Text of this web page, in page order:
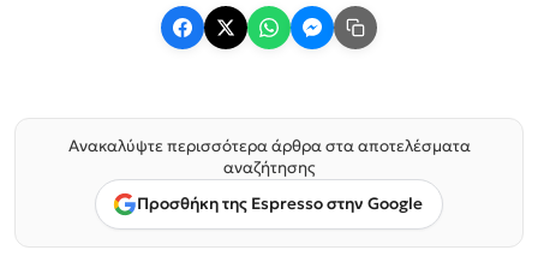
Ανακαλύψτε περισσότερα άρθρα στα αποτελέσματα
αναζήτησης
Προσθήκη της Espresso στην Google